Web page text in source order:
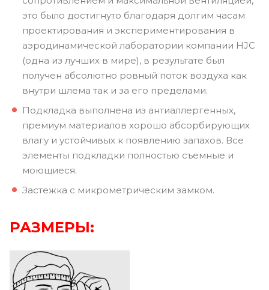
это было достигнуто благодаря долгим часам
проектирования и экспериментирования в
аэродинамической лаборатории компании HJC
(одна из лучших в мире), в результате был
получен абсолютно ровный поток воздуха как
внутри шлема так и за его пределами.
Подкладка выполнена из антиаллергенных,
премиум материалов хорошо абсорбирующих
влагу и устойчивых к появлению запахов. Все
элементы подкладки полностью съемные и
моющиеся.
Застежка с микрометрическим замком.
РАЗМЕРЫ: